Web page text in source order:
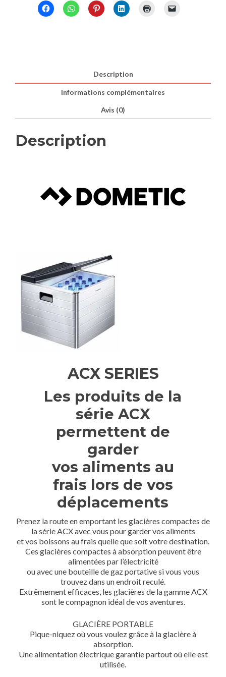
Absorption
Description
Informations complémentaires
Avis (0)
Description
ACX SERIES
Les produits de la
série ACX
permettent de
garder
vos aliments au
frais lors de vos
déplacements
Prenez la route en emportant les glacières compactes de
la série ACX avec vous pour garder vos aliments
et vos boissons au frais quelle que soit votre destination.
Ces glacières compactes à absorption peuvent être
alimentées par l’électricité
ou avec une bouteille de gaz portative si vous vous
trouvez dans un endroit reculé.
Extrêmement efficaces, les glacières de la gamme ACX
sont le compagnon idéal de vos aventures.
GLACIÈRE PORTABLE
Pique-niquez où vous voulez grâce à la glacière à
absorption.
Une alimentation électrique garantie partout où elle est
utilisée.